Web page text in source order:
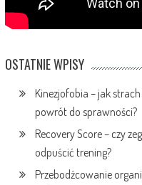
OSTATNIE WPISY
Kinezjofobia – jak
powrót do sprawności?
Recovery Score – czy
odpuścić trening?
Przebodźcowanie